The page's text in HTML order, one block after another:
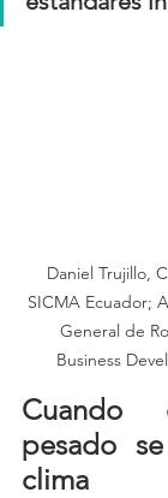
Daniel Trujillo,
SICMA Ecuador;
General de
Business
Cuando
pesado
clima